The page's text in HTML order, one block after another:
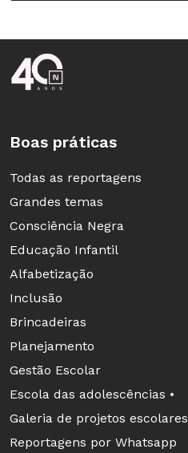
Rodapé da Nova Escola
Boas práticas
Todas as reportagens
Grandes temas
Consciência Negra
Educação Infantil
Alfabetização
Inclusão
Brincadeiras
Planejamento
Gestão Escolar
Escola das adolescências •
Galeria de projetos escolares
Reportagens por Whatsapp